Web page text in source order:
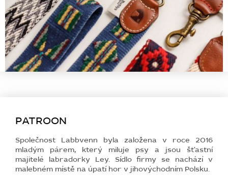
PATROON
Společnost Labbvenn byla založena v roce 2016
mladým párem, který miluje psy a jsou šťastní
majitelé labradorky Ley. Sídlo firmy se nachází v
malebném místě na úpatí hor v jihovýchodním Polsku.